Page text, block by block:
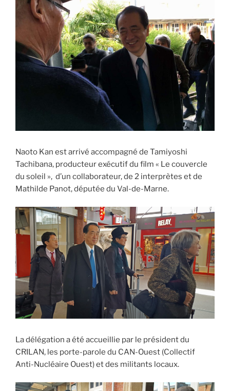
Naoto Kan est arrivé accompagné de Tamiyoshi
Tachibana, producteur exécutif du film « Le couvercle
du soleil », d’un collaborateur, de 2 interprètes et de
Mathilde Panot, députée du Val-de-Marne.
La délégation a été accueillie par le président du
CRILAN, les porte-parole du CAN-Ouest (Collectif
Anti-Nucléaire Ouest) et des militants locaux.